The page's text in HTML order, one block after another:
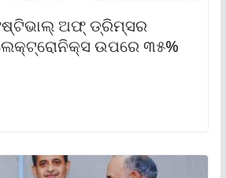
ଅଫ୍ ଡ୍ରିମ୍‌ସର
ଉପରେ ୩୫%